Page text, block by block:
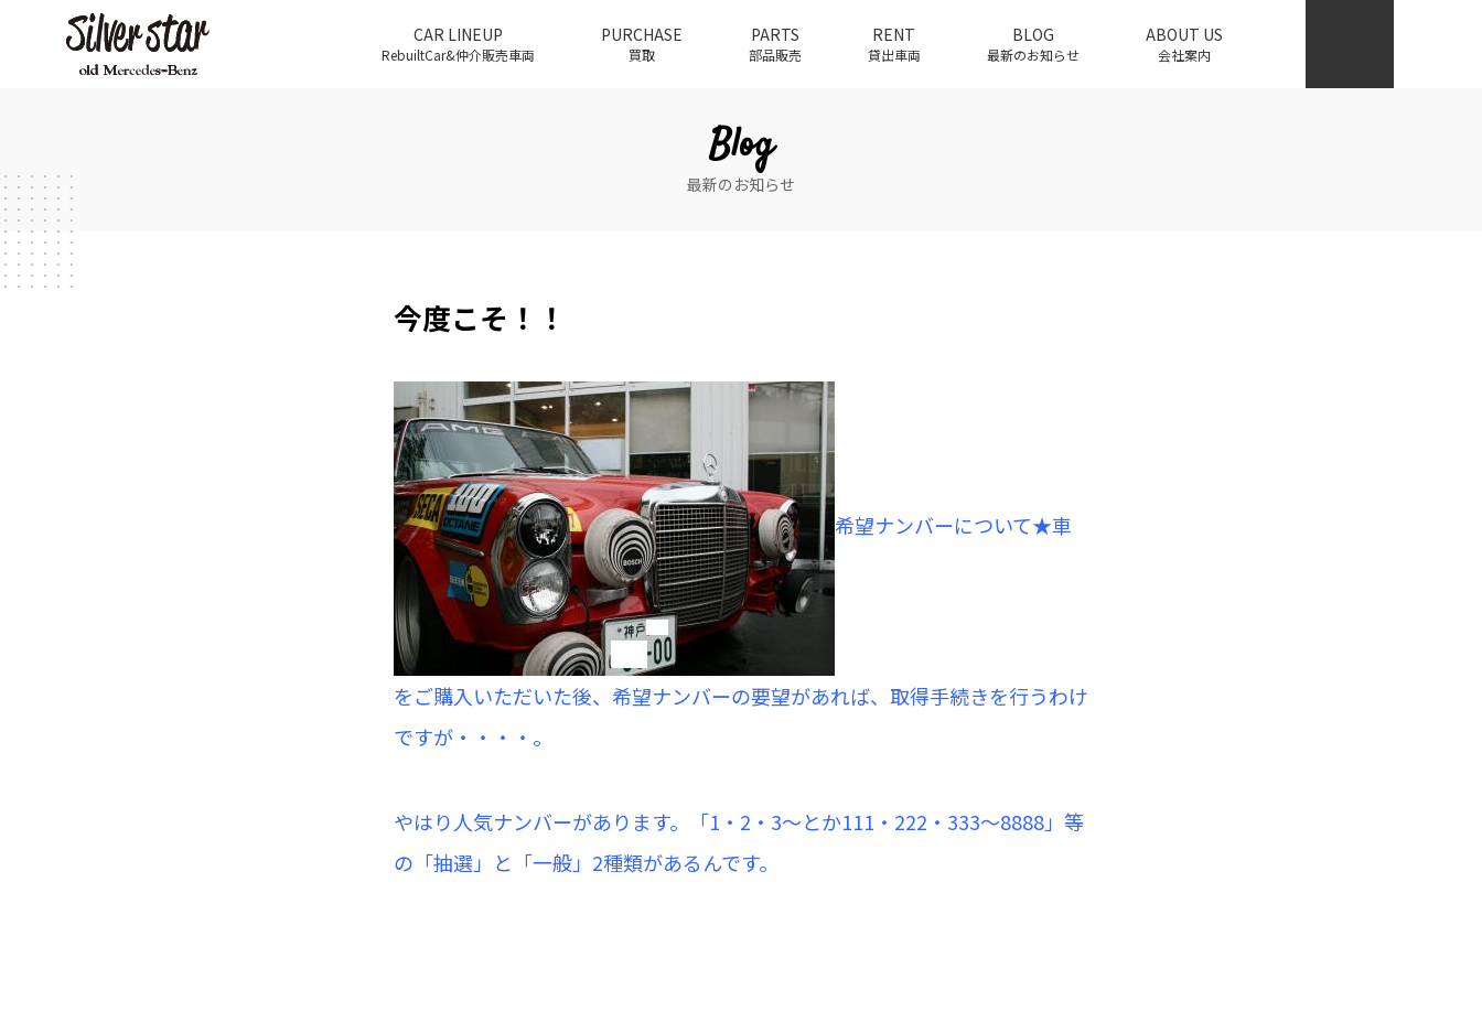
CAR LINEUP
RebuiltCar&仲介販売車両
PURCHASE
買取
PARTS
部品販売
RENT
貸出車両
BLOG
最新のお知らせ
ABOUT US
会社案内
Blog
最新のお知らせ
今度こそ！！
希望ナンバーについて★車
をご購入いただいた後、希望ナンバーの要望があれば、取得手続きを行うわけ
ですが・・・・。
やはり人気ナンバーがあります。「1・2・3～とか111・222・333～8888」等
の「抽選」と「一般」2種類があるんです。